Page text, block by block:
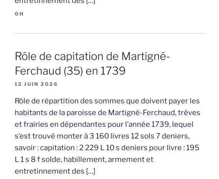
OH
Rôle de capitation de Martigné-
Ferchaud (35) en 1739
12 JUIN 2026
Rôle de répartition des sommes que doivent payer les
habitants de la paroisse de Martigné-Ferchaud, trèves
et frairies en dépendantes pour l’année 1739, lequel
s’est trouvé monter à 3 160 livres 12 sols 7 deniers,
savoir : capitation : 2 229 L 10 s deniers pour livre : 195
L 1 s 8 f solde, habillement, armement et
entretinnement des […]